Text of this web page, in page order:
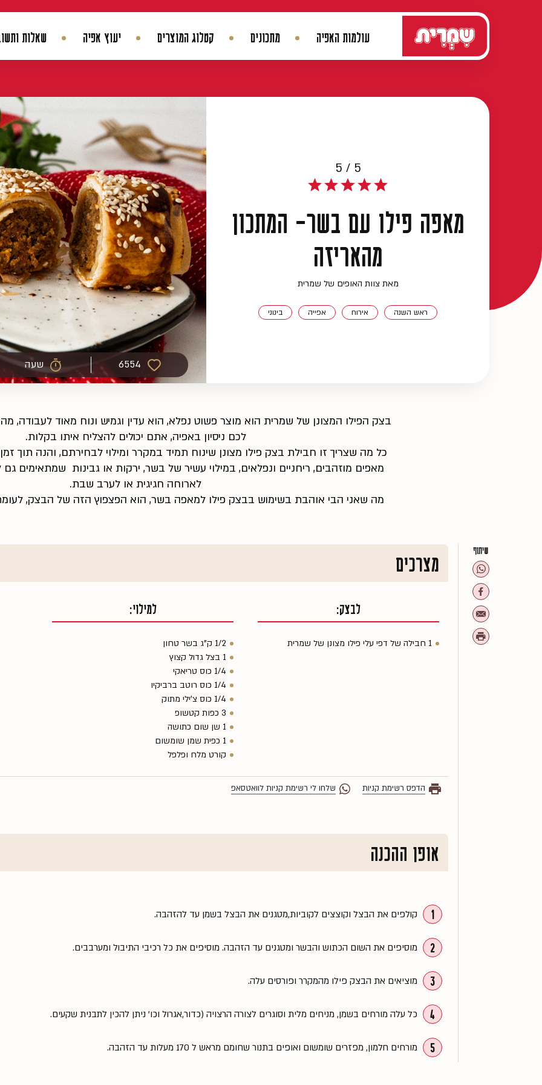
ניווט ראשי עולמות האפיה מתכונים קטלוג המוצרים יעוץ אפיה שאלות
5 / 5
מאפה פילו עם בשר- המתכון
מהאריזה
מאת צוות האופים של שמרית
ראש השנה אירוח אפייה בינוני
6554 שעה
בצק הפילו המצונן של שמרית הוא מוצר פשוט נפלא, הוא עדין וגמיש ונוח מאוד
לכם ניסיון באפיה, אתם יכולים להצליח איתו בקלות.
כל מה שצריך זו חבילת בצק פילו מצונן שינוח תמיד במקרר ומילוי לבחירתם, והנה תוך
מאפים מוזהבים, ריחניים ונפלאים, במילוי עשיר של בשר, ירקות או גבינות שמתאימים
לארוחה חגיגית או לערב שבת.
מה שאני הבי אוהבת בשימוש בבצק פילו למאפה בשר, הוא הפצפוץ הזה של הבצק,
שיתוף מצרכים
לבצק:
1 חבילה של דפי עלי פילו מצונן של שמרית
למילוי:
1/2 ק"ג בשר טחון
1 בצל גדול קצוץ
1/4 כוס טריאקי
1/4 כוס רוטב ברביקיו
1/4 כוס צ'ילי מתוק
3 כפות קטשופ
1 שן שום כתושה
1 כפית שמן שומשום
קורט מלח ופלפל
הדפס רשימת קניות שלחו לי רשימת קניות לוואטסאפ
אופן ההכנה
1 קולפים את הבצל וקוצצים לקוביות,מטגנים את הבצל בשמן עד להזהבה.
2 מוסיפים את השום הכתוש והבשר ומטגנים עד הזהבה. מוסיפים את כל רכיבי התיבול ומערבבים.
3 מוציאים את הבצק פילו מהמקרר ופורסים עלה.
4 כל עלה מורחים בשמן, מניחים מלית וסוגרים לצורה הרצויה (כדור,אגרול וכו' ניתן להכין לתבנית שקעים.
5 מורחים חלמון, מפזרים שומשום ואופים בתנור שחומם מראש ל 170 מעלות עד הזהבה.